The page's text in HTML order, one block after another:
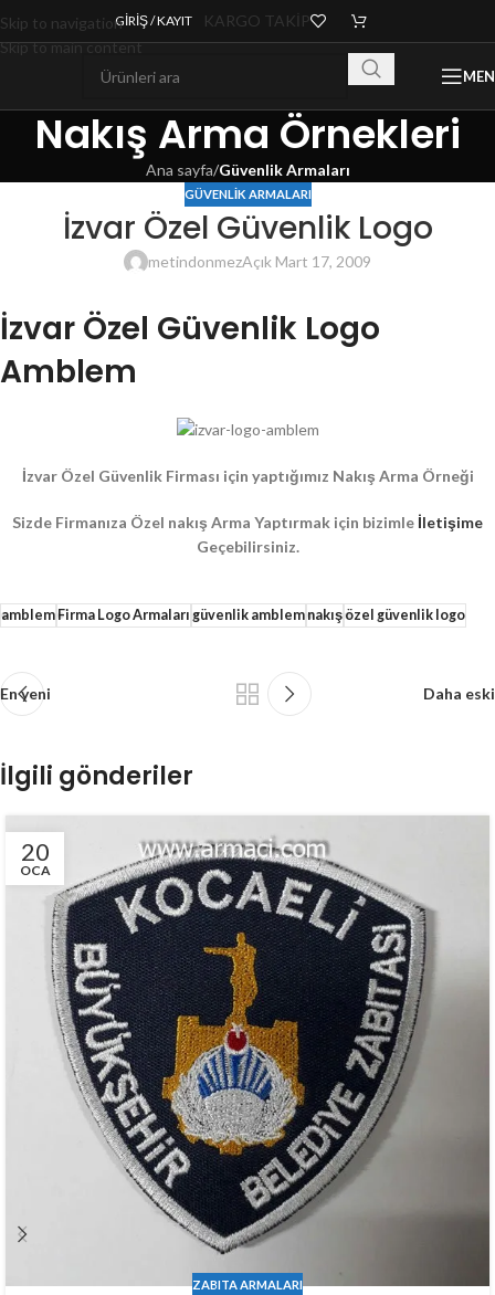
Skip to navigation
Skip to main content
GIRIŞ / KAYIT KARGO TAKİP
Nakış Arma Örnekleri
Ana sayfa/Güvenlik Armaları
GÜVENLIK ARMALARI
İzvar Özel Güvenlik Logo
metindonmezAçık Mart 17, 2009
İzvar Özel Güvenlik Logo
Amblem
İzvar Özel Güvenlik Firması için yaptığımız Nakış Arma Örneği
Sizde Firmanıza Özel nakış Arma Yaptırmak için bizimle İletişime
Geçebilirsiniz.
amblemFirma Logo Armaları güvenlik amblemnakışözel güvenlik logo
En yeni Daha eski
İlgili gönderiler
20
OCA
ZABITA ARMALARI